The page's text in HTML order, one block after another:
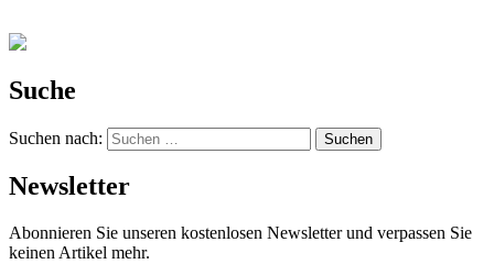
Suche
Suchen nach:
Newsletter
Abonnieren Sie unseren kostenlosen Newsletter und verpassen Sie
keinen Artikel mehr.